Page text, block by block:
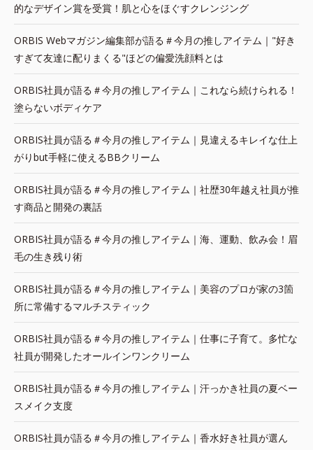
的なデザイン賞を受賞！肌と心をほぐすクレンジング
ORBIS Webマガジン編集部が語る＃今月の推しアイテム｜"好き
すぎて友達に配りまくる"ほどの偏愛洗顔料とは
ORBIS社員が語る＃今月の推しアイテム｜これなら続けられる！
塗らないボディケア
ORBIS社員が語る＃今月の推しアイテム｜見違えるキレイな仕上
がりbut手軽に使えるBBクリーム
ORBIS社員が語る＃今月の推しアイテム｜社歴30年越え社員が推
す商品と開発の裏話
ORBIS社員が語る＃今月の推しアイテム｜海、運動、飲み会！眉
毛の生き残り術
ORBIS社員が語る＃今月の推しアイテム｜美容のプロが家の3箇
所に常備するマルチスティック
ORBIS社員が語る＃今月の推しアイテム｜仕事に子育て。多忙な
社員が開発したオールインワンクリーム
ORBIS社員が語る＃今月の推しアイテム｜汗っかき社員の夏ベー
スメイク支度
ORBIS社員が語る＃今月の推しアイテム｜香水好き社員が選ん